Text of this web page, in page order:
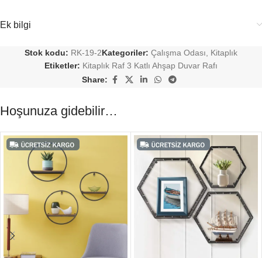
Ek bilgi
Stok kodu: RK-19-2Kategoriler: Çalışma Odası
Kitaplık
Etiketler: Kitaplık Raf 3 Katlı Ahşap Duvar Rafı
Share:
Hoşunuza gidebilir…